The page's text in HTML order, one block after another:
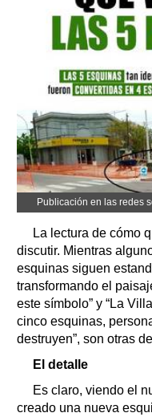
Publicación en las redes
La lectura de cómo
discutir. Mientras
esquinas siguen
transformando el
este símbolo” y “La
cinco esquinas,
destruyen”, son otras
El detalle
Es claro, viendo el
creado una nueva